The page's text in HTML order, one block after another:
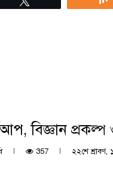
বিজ্ঞান প্রকল্প
357 ২২শে শ্রাবণ,